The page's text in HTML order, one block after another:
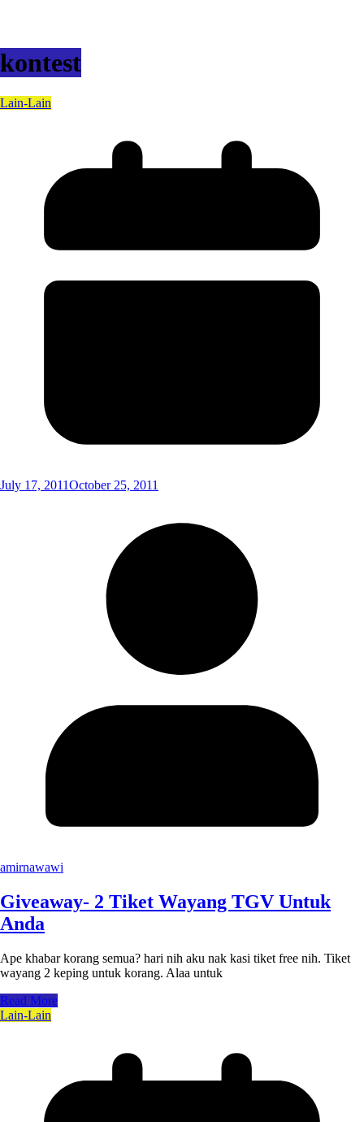
kontest
Lain-Lain
July 17, 2011October 25, 2011
amirnawawi
Giveaway- 2 Tiket Wayang TGV Untuk
Anda
Ape khabar korang semua? hari nih aku nak kasi tiket free nih. Tiket
wayang 2 keping untuk korang. Alaa untuk
Read More
Lain-Lain